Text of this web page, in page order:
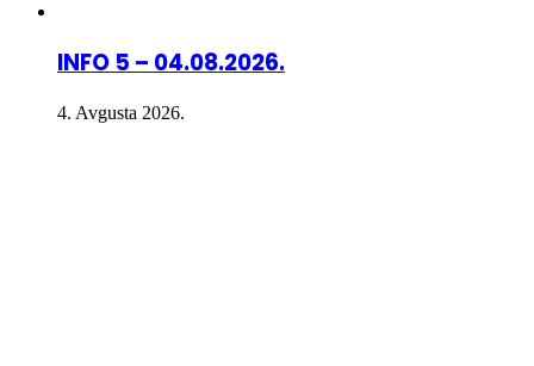
INFO 5 – 04.08.2026.
4. Avgusta 2026.